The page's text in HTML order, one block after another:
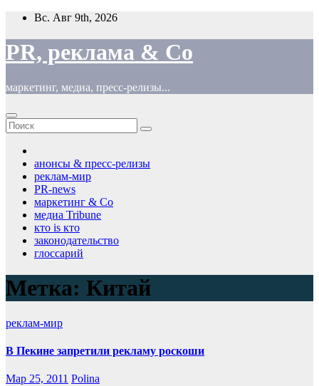
Перейти
содержимому
Вс. Авг 9th, 2026
PR, реклама & Co
маркетинг, медиа, пресс-релизы...
анонсы & пресс-релизы
реклам-мир
PR-news
маркетинг & Co
медиа Tribune
кто is кто
законодательство
глоссарий
Метка: Китай
реклам-мир
В Пекине запретили рекламу роскоши
Мар 25, 2011 Polina